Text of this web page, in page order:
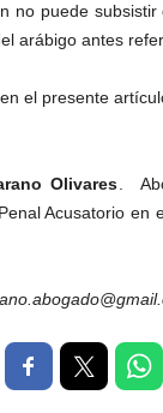
no puede
arábigo antes
el presente
Olivares .
Acusatorio en